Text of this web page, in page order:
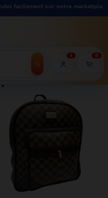
sur notre marketplace.
1 0
ONLINE SHOP